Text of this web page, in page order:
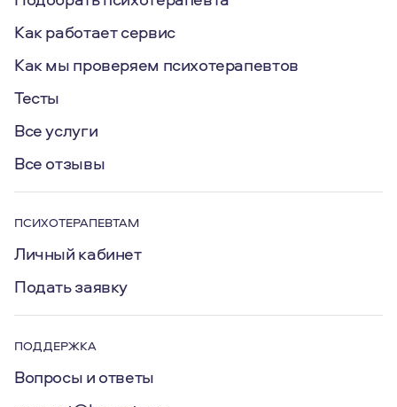
Как работает сервис
Как мы проверяем психотерапевтов
Тесты
Все услуги
Все отзывы
ПСИХОТЕРАПЕВТАМ
Личный кабинет
Подать заявку
ПОДДЕРЖКА
Вопросы и ответы